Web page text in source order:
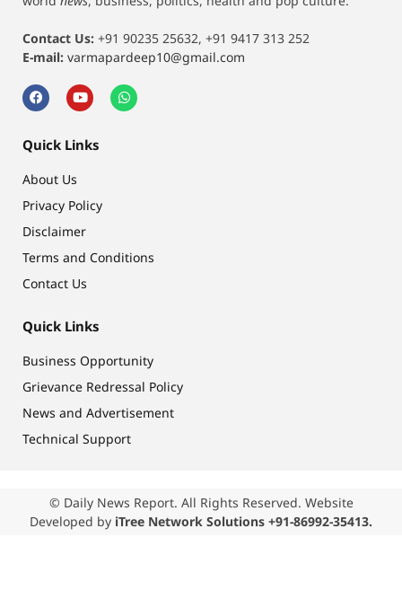
Contact Us: +91 90235 25632, +91 9417 313 252
E-mail: varmapardeep10@gmail.com
Quick Links
About Us
Privacy Policy
Disclaimer
Terms and Conditions
Contact Us
Quick Links
Business Opportunity
Grievance Redressal Policy
News and Advertisement
Technical Support
© Daily News Report. All Rights Reserved. Website
Developed by iTree Network Solutions +91-86992-35413.